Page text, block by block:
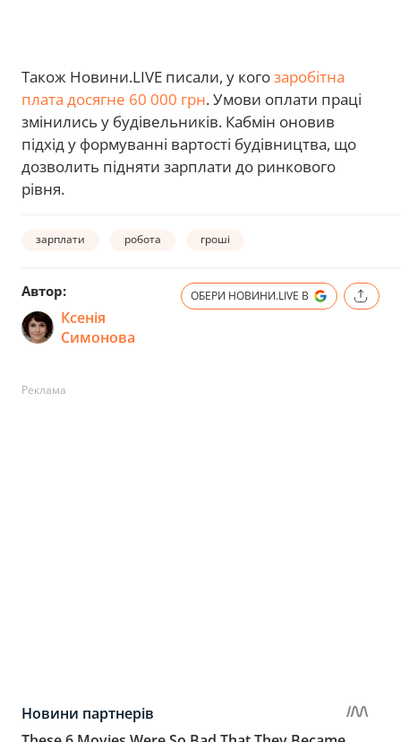
Також Новини.LIVE писали, у когозаробітна
плата досягне 60 000 грн. Умови оплати праці
змінились у будівельників. Кабмін оновив
підхід у формуванні вартості будівництва, що
дозволить підняти зарплати до ринкового
рівня.
зарплати робота гроші
Автор:
Ксенія
Симонова
ОБЕРИ НОВИНИ.LIVE В
Реклама